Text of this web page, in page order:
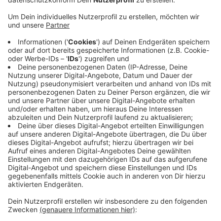
defekt.
Veröffentlicht:Dienstag, 13.06.2023 10:27
Anzeige
Erst wollten die Fans Fahrgemeinschaften bilden, um
nach Ulm zu fahren. Jetzt gibt es aber eine gute
Nachricht: das Busunternehmen UNIVERS-REISEN
Bonn macht es möglich, dass die Fans doch
gemeinsam mit einem Bus in den Süden fahren können.
Das hat der Fanclub "Die Fans - Defense" auf seiner
Facebook-Seite gepostet. Der Bus startet am
Mittwoch um 13 Uhr am Telekom Dome.
Anzeige